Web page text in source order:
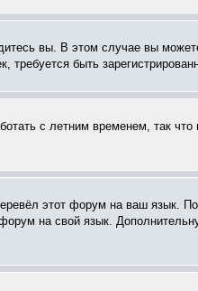
вы. В этом случае вы
быть
с летним временем, так
этот форум на ваш язык.
на свой язык.